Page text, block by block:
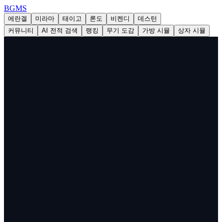
BGMS
에란겔 미라마 태이고 론도 비켄디
데스턴
커뮤니티
AI 전적 검색 랭킹 무기 도감 가방 시뮬 상자 시뮬